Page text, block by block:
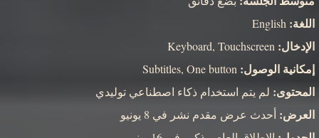
اللغة:
الإدخال:
إمكانية الوصول:
المحتوى: لم يتم استخدام ذكاء اصطناعي توليدي
العرض: أحدث عرض مقدم نشر في 8 يونيو